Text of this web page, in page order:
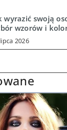
wyrazić swoją
wzorów i
2026